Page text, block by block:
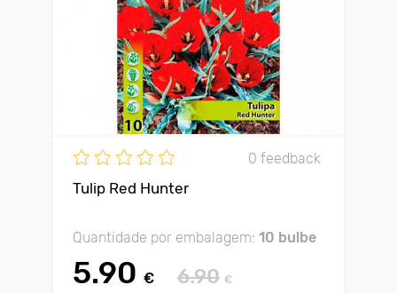
0 feedback
Tulip Red Hunter
Quantidade por embalagem: 10 bulbe
5.90 € 6.90 €